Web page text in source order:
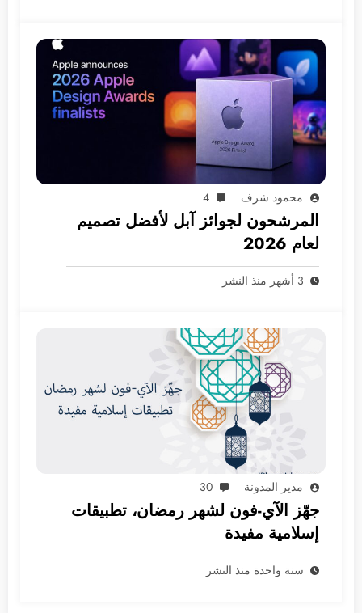
محمود شرف 4
المرشحون لجوائز آبل لأفضل تصميم
لعام 2026
3 أشهر منذ النشر
مدير المدونة 30
جهّز الآي-فون لشهر رمضان، تطبيقات
إسلامية مفيدة
سنة واحدة منذ النشر